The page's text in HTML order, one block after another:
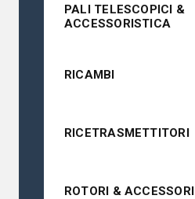
PALI TELESCOPICI &
ACCESSORISTICA
RICAMBI
RICETRASMETTITORI
ROTORI & ACCESSORI